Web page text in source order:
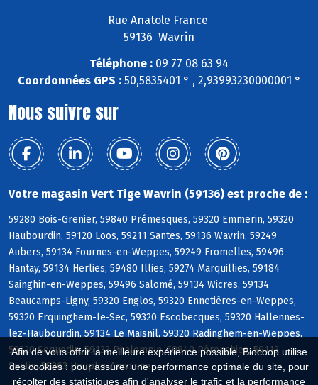
Afin de vous offrir la meilleure expérience possible, Biocoop utilise
des cookies : pour assurer une performance optimale du site, pour
récolter des statistiques afin d'analyser le trafic et la performance
Rue Anatole France
59136 Wavrin
Téléphone : 09 77 08 63 94
Coordonnées GPS :50,5835401 ° , 2,93993230000001 °
Nous suivre sur
Votre magasin Vert Tige Wavrin (59136) est proche de :
59280 Bois-Grenier, 59840 Prémesques, 59320 Emmerin, 59320
Haubourdin, 59120 Loos, 59211 Santes, 59136 Wavrin, 59249
Aubers, 59134 Fournes-en-Weppes, 59249 Fromelles, 59496
Hantay, 59134 Herlies, 59480 Illies, 59274 Marquillies, 59184
Sainghin-en-Weppes, 59496 Salomé, 59134 Wicres, 59134
Beaucamps-Ligny, 59320 Englos, 59320 Ennetières-en-Weppes,
59320 Erquinghem-le-Sec, 59320 Escobecques, 59320 Hallennes-
lez-Haubourdin, 59134 Le Maisnil, 59320 Radinghem-en-Weppes,
59320 Sequedin, 59133 Phalempin, 59840 Pérenchies, 59113
Seclin, 59263 Houplin-Ancoisne